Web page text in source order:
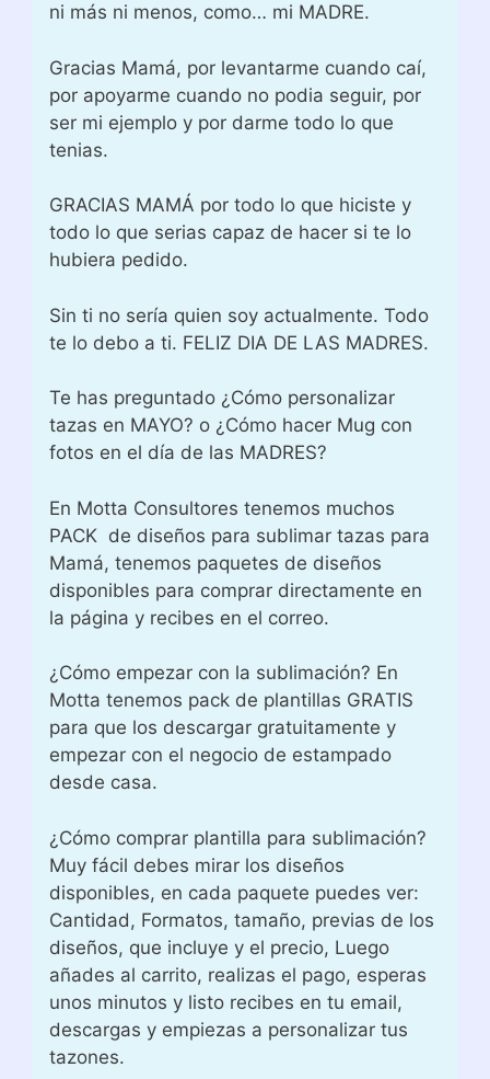
ni más ni menos, como… mi MADRE.
Gracias Mamá, por levantarme cuando caí,
por apoyarme cuando no podia seguir, por
ser mi ejemplo y por darme todo lo que
tenias.
GRACIAS MAMÁ por todo lo que hiciste y
todo lo que serias capaz de hacer si te lo
hubiera pedido.
Sin ti no sería quien soy actualmente. Todo
te lo debo a ti. FELIZ DIA DE LAS MADRES.
Te has preguntado ¿Cómo personalizar
tazas en MAYO? o ¿Cómo hacer Mug con
fotos en el día de las MADRES?
En Motta Consultores tenemos muchos
PACK de diseños para sublimar tazas para
Mamá, tenemos paquetes de diseños
disponibles para comprar directamente en
la página y recibes en el correo.
¿Cómo empezar con la sublimación? En
Motta tenemos pack de plantillas GRATIS
para que los descargar gratuitamente y
empezar con el negocio de estampado
desde casa.
¿Cómo comprar plantilla para sublimación?
Muy fácil debes mirar los diseños
disponibles, en cada paquete puedes ver:
Cantidad, Formatos, tamaño, previas de los
diseños, que incluye y el precio, Luego
añades al carrito, realizas el pago, esperas
unos minutos y listo recibes en tu email,
descargas y empiezas a personalizar tus
tazones.